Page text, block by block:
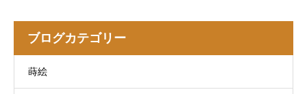
ブログカテゴリー
蒔絵